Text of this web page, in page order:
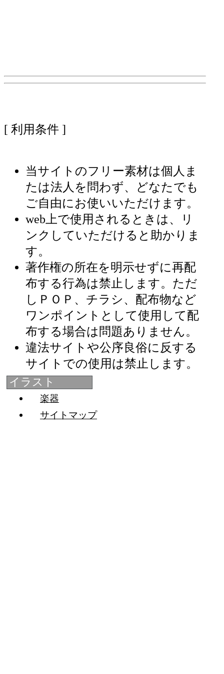
[ 利用条件 ]
当サイトのフリー素材は個人ま
たは法人を問わず、どなたでも
ご自由にお使いいただけます。
web上で使用されるときは、リ
ンクしていただけると助かりま
す。
著作権の所在を明示せずに再配
布する行為は禁止します。ただ
しＰＯＰ、チラシ、配布物など
ワンポイントとして使用して配
布する場合は問題ありません。
違法サイトや公序良俗に反する
サイトでの使用は禁止します。
イラスト
楽器
サイトマップ